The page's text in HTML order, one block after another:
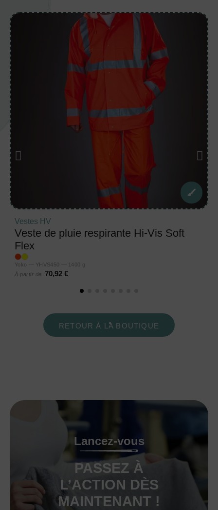
Vestes HV
Veste de pluie respirante Hi-Vis Soft
Flex
Yoko — YHVS450 — 1400 g
À partir de
70,92 €
RETOUR À LA BOUTIQUE
Lancez-vous
PASSEZ À
L’ACTION DÈS
MAINTENANT !